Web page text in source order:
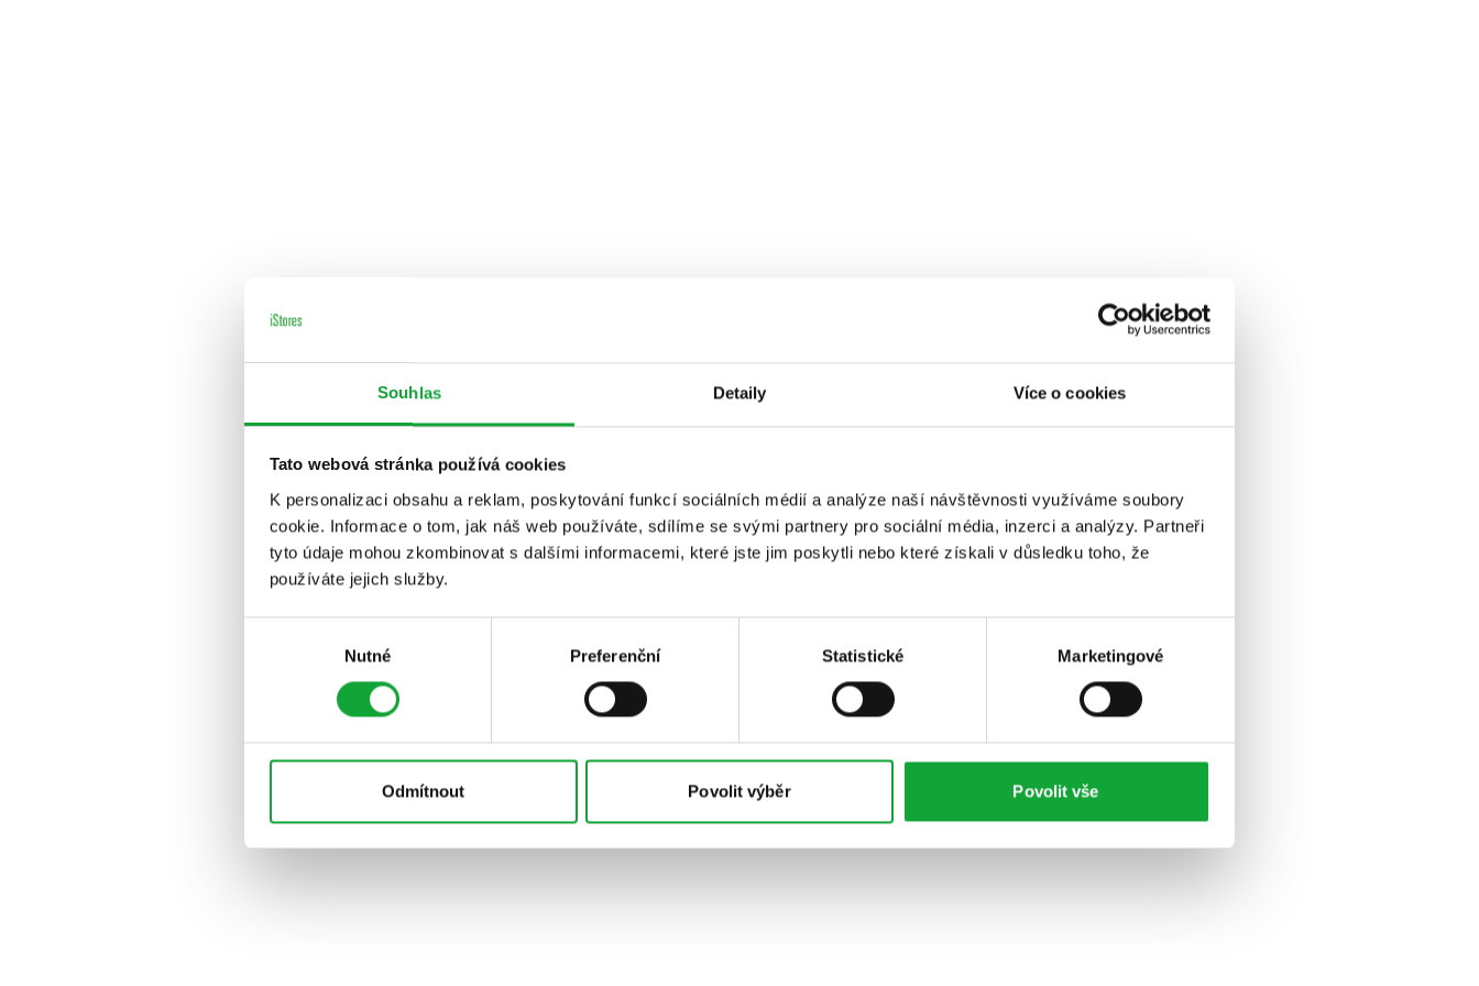
Souhlas Detaily Více o cookies
Tato webová stránka používá cookies
K personalizaci obsahu a reklam, poskytování funkcí sociálních médií a analýze naší návštěvnosti využíváme soubory
cookie. Informace o tom, jak náš web používáte, sdílíme se svými partnery pro sociální média, inzerci a analýzy. Partneři
tyto údaje mohou zkombinovat s dalšími informacemi, které jste jim poskytli nebo které získali v důsledku toho, že
používáte jejich služby.
Nutné Preferenční Statistické Marketingové
Odmítnout Povolit výběr Povolit vše